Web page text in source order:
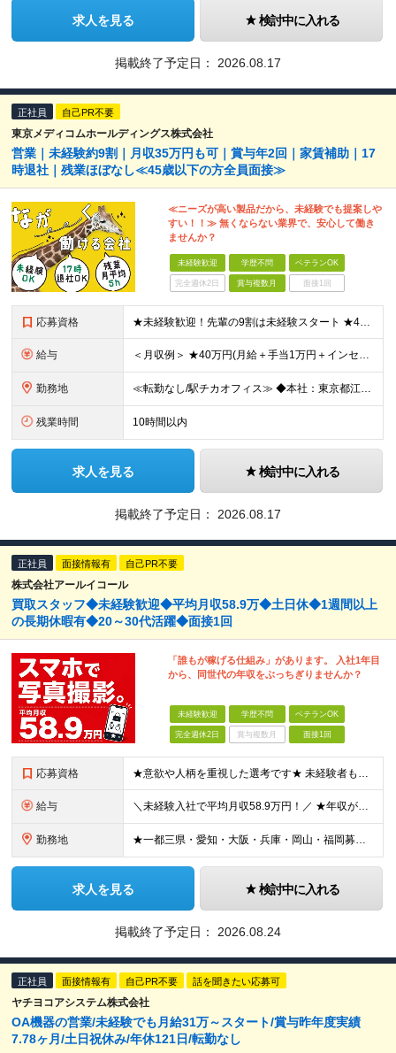
求人を見る 検討中に入れる
掲載終了予定日： 2026.08.17
正社員 自己PR不要
東京メディコムホールディングス株式会社
営業｜未経験約9割｜月収35万円も可｜賞与年2回｜家賃補助｜17
時退社｜残業ほぼなし≪45歳以下の方全員面接≫
≪ニーズが高い製品だから、未経験でも提案しや
すい！！≫ 無くならない業界で、安心して働き
ませんか？
未経験歓迎 学歴不問 ベテランOK
完全週休2日 賞与複数月 面接1回
応募資格 ★未経験歓迎！先輩の9割は未経験スタート ★45歳以下の方は全員面接 ◆学歴不問 ◆普通自動車免許(AT限定可) ◆45歳までの方※若年層の長期キャリア形成を図るため できるだけ多くの方とお会いし
給与 ＜月収例＞ ★40万円(月給＋手当1万円＋インセンティブ)／入社4年目・30代 ★28.5万円(月給＋手当1万円＋インセンティブ)／入社2年目 ◆月給24万7,000円以上～＋賞与年2回＋インセンテ
勤務地 ≪転勤なし/駅チカオフィス≫ ◆本社：東京都江戸川区東葛西6-1-17 第6カネ長ビル6F ※(変更の範囲)上記を除く当社関連勤務地
残業時間 10時間以内
求人を見る 検討中に入れる
掲載終了予定日： 2026.08.17
正社員 面接情報有 自己PR不要
株式会社アールイコール
買取スタッフ◆未経験歓迎◆平均月収58.9万◆土日休◆1週間以上
の長期休暇有◆20～30代活躍◆面接1回
「誰もが稼げる仕組み」があります。 入社1年目
から、同世代の年収をぶっちぎりませんか？
未経験歓迎 学歴不問 ベテランOK
完全週休2日 賞与複数月 面接1回
応募資格 ★意欲や人柄を重視した選考です★ 未経験者もパパスタッフも活躍中！ 今までの経験は問いませんので、まずはお気軽にご応募ください！ 20～30代活躍中！パパスタッフも多数在籍しています！ ■学歴不問
給与 ＼未経験入社で平均月収58.9万円！／ ★年収が前職の2倍以上になった人も多数 ★ほぼ全員が単月で15万円～100万円分のインセンティブを獲得！ ★入社祝い金あり ★社宅あり（家具家電付き） 月給3
勤務地 ★一都三県・愛知・大阪・兵庫・岡山・福岡募集 ★埼玉8月末オープン！ ★千葉・広島オープン予定 ■東京 ・渋谷区道玄坂1-12-1 ・新宿区西新宿1-20-3 ・豊島区南池袋1-16-15 ・品川区
求人を見る 検討中に入れる
掲載終了予定日： 2026.08.24
正社員 面接情報有 自己PR不要 話を聞きたい応募可
ヤチヨコアシステム株式会社
OA機器の営業/未経験でも月給31万～スタート/賞与昨年度実績
7.78ヶ月/土日祝休み/年休121日/転勤なし